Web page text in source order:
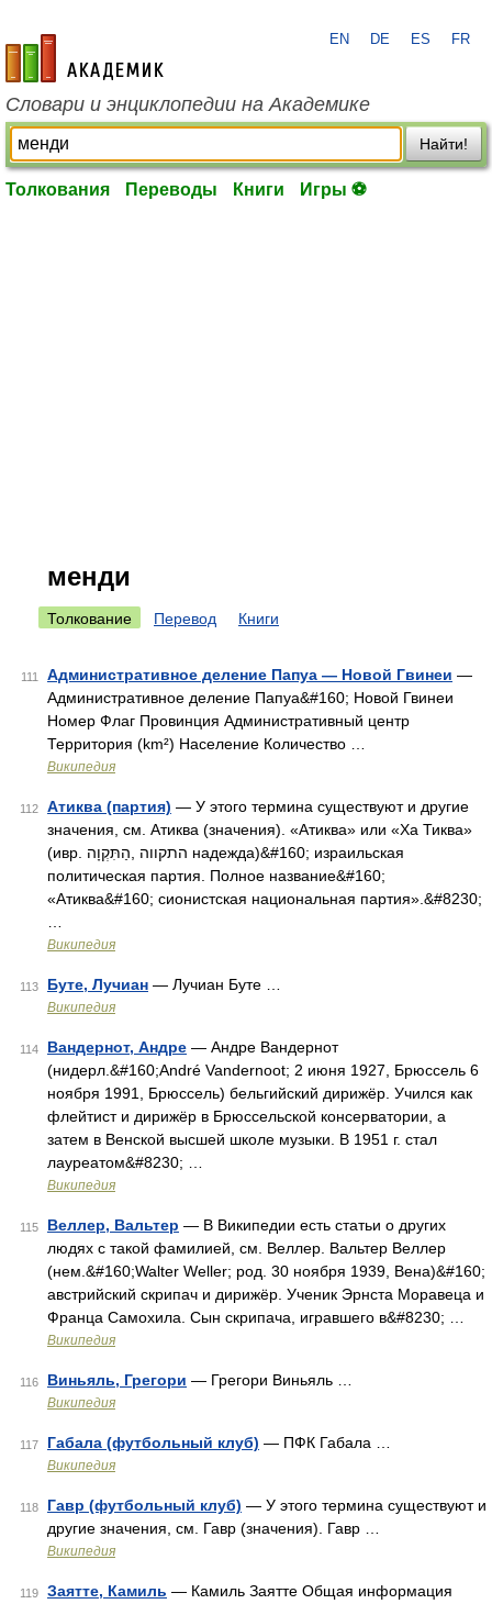
academic.ru
EN DE ES FR
Словари и энциклопедии на Академике
Найти!
Толкования Переводы Книги Игры ⚽
менди
Толкование Перевод Книги
111 Административное деление Папуа — Новой Гвинеи —
Административное деление Папуа&#160; Новой Гвинеи
Номер Флаг Провинция Административный центр
Территория (km²) Население Количество …
Википедия
112 Атиква (партия) — У этого термина существуют и другие
значения, см. Атиква (значения). «Атиква» или «Ха Тиква»
(ивр. התקווה ,הַתִּקְוָה‎ надежда)&#160; израильская
политическая партия. Полное название&#160;
«Атиква&#160; сионистская национальная партия».&#8230;
Википедия
113 Буте, Лучиан — Лучиан Буте …
Википедия
114 Вандернот, Андре — Андре Вандернот
(нидерл.&#160;André Vandernoot; 2 июня 1927, Брюссель 6
ноября 1991, Брюссель) бельгийский дирижёр. Учился как
флейтист и дирижёр в Брюссельской консерватории, а
затем в Венской высшей школе музыки. В 1951 г. стал
лауреатом&#8230; …
Википедия
115 Веллер, Вальтер — В Википедии есть статьи о других
людях с такой фамилией, см. Веллер. Вальтер Веллер
(нем.&#160;Walter Weller; род. 30 ноября 1939, Вена)&#160;
австрийский скрипач и дирижёр. Ученик Эрнста Моравеца и
Франца Самохила. Сын скрипача, игравшего в&#8230; …
Википедия
116 Виньяль, Грегори — Грегори Виньяль …
Википедия
117 Габала (футбольный клуб) — ПФК Габала …
Википедия
118 Гавр (футбольный клуб) — У этого термина существуют и
другие значения, см. Гавр (значения). Гавр …
Википедия
119 Заятте, Камиль — Камиль Заятте Общая информация